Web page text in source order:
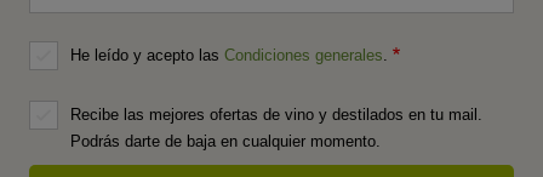
He leído y acepto las Condiciones generales
Recibe las mejores ofertas de vino y destilados en tu mail.
Podrás darte de baja en cualquier momento.